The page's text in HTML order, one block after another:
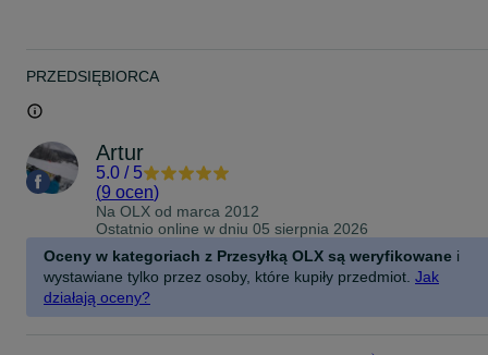
PRZEDSIĘBIORCA
Artur
5.0 / 5
(9 ocen)
Na OLX od marca 2012
Ostatnio online w dniu 05 sierpnia 2026
Oceny w kategoriach z Przesyłką OLX są weryfikowane i
wystawiane tylko przez osoby, które kupiły przedmiot. Jak
działają oceny?